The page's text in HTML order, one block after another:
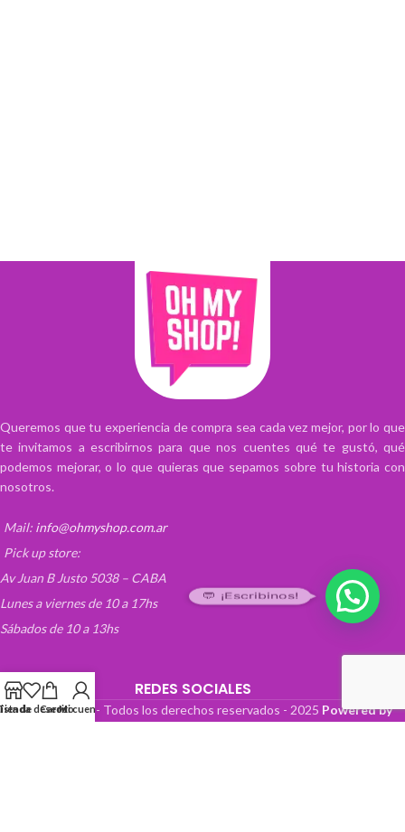
Queremos que tu experiencia de compra sea cada vez mejor, por lo que
te invitamos a escribirnos para que nos cuentes qué te gustó, qué
podemos mejorar, o lo que quieras que sepamos sobre tu historia con
nosotros.
Mail: info@ohmyshop.com.ar
Pick up store:
Av Juan B Justo 5038 – CABA
Lunes a viernes de 10 a 17hs
Sábados de 10 a 13hs
REDES SOCIALES
OhMyTienda! - Todos los derechos reservados - 2025 Powered by
de deseos
CarritoMi cuenta
💬 ¡Escribinos!